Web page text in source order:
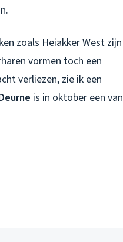
zoals Heiakker West zijn
vormen toch een
verliezen, zie ik een
is in oktober een van